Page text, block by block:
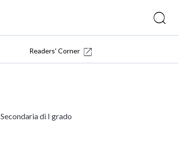
Readers' Corner
Secondaria di I grado